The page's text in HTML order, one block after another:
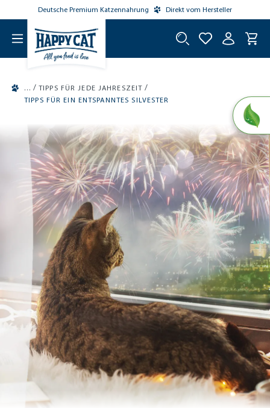
springen
Deutsche Premium Katzennahrung Direkt vom Hersteller
/ TIPPS FÜR JEDE JAHRESZEIT /
TIPPS FÜR EIN ENTSPANNTES SILVESTER